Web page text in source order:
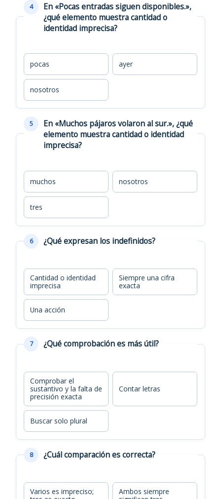
4
En «Pocas entradas siguen disponibles.»,
¿qué elemento muestra cantidad o
identidad imprecisa?
pocas ayer
nosotros
5
En «Muchos pájaros volaron al sur.», ¿qué
elemento muestra cantidad o identidad
imprecisa?
muchos nosotros
tres
6 ¿Qué expresan los indefinidos?
Cantidad o identidad
imprecisa
Siempre una cifra
exacta
Una acción
7 ¿Qué comprobación es más útil?
Comprobar el
sustantivo y la falta de
precisión exacta
Contar letras
Buscar solo plural
8 ¿Cuál comparación es correcta?
Varios es impreciso;
Ambos siempre